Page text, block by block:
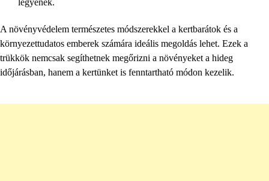
legyenek.
A növényvédelem természetes módszerekkel a kertbarátok és a
környezettudatos emberek számára ideális megoldás lehet. Ezek a
trükkök nemcsak segíthetnek megőrizni a növényeket a hideg
időjárásban, hanem a kertünket is fenntartható módon kezelik.